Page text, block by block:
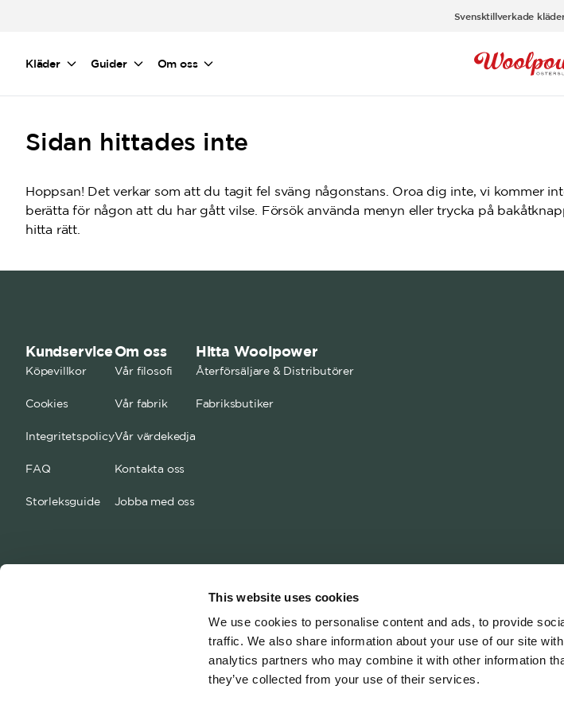
This website uses cookies
We use cookies to personalise content and ads, to provide
traffic. We also share information about your use of our site
analytics partners who may combine it with other information
they’ve collected from your use of their services.
Svensktillverkade
Kläder Guider Om oss
Sidan hittades inte
Hoppsan! Det verkar som att du tagit fel sväng någonstans. Oroa dig inte, vi kommer
berätta för någon att du har gått vilse. Försök använda menyn eller trycka på
hitta rätt.
Kundservice
Köpevillkor
Cookies
Integritetspolicy
FAQ
Storleksguide
Om oss
Vår filosofi
Vår fabrik
Vår värdekedja
Kontakta oss
Jobba med oss
Hitta Woolpower
Återförsäljare & Distributörer
Fabriksbutiker